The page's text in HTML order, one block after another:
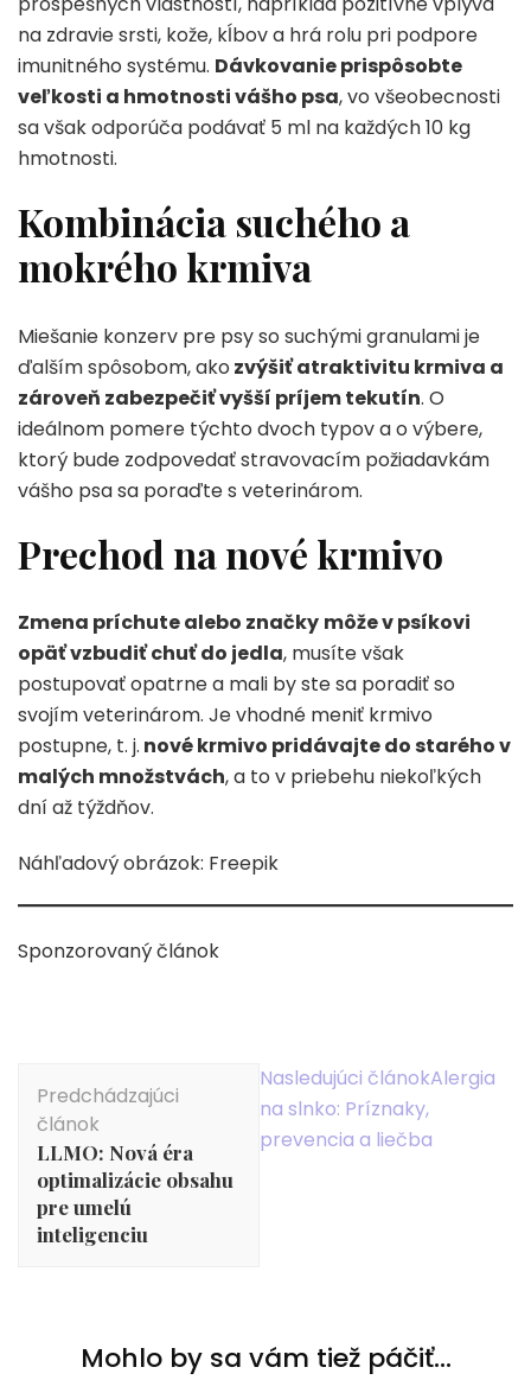
na zdravie srsti, kože, kĺbov a hrá rolu pri podpore
imunitného systému. Dávkovanie prispôsobte
veľkosti a hmotnosti vášho psa, vo všeobecnosti
sa však odporúča podávať 5 ml na každých 10 kg
hmotnosti.
Kombinácia suchého a
mokrého krmiva
Miešanie konzerv pre psy so suchými granulami je
ďalším spôsobom, ako zvýšiť atraktivitu krmiva a
zároveň zabezpečiť vyšší príjem tekutín. O
ideálnom pomere týchto dvoch typov a o výbere,
ktorý bude zodpovedať stravovacím požiadavkám
vášho psa sa poraďte s veterinárom.
Prechod na nové krmivo
Zmena príchute alebo značky môže v psíkovi
opäť vzbudiť chuť do jedla, musíte však
postupovať opatrne a mali by ste sa poradiť so
svojím veterinárom. Je vhodné meniť krmivo
postupne, t. j. nové krmivo pridávajte do starého v
malých množstvách, a to v priebehu niekoľkých
dní až týždňov.
Náhľadový obrázok: Freepik
Sponzorovaný článok
Navigácia
článku
Predchádzajúci
článok
LLMO: Nová éra
optimalizácie obsahu
pre umelú
inteligenciu
Nasledujúci článokAlergia
na slnko: Príznaky,
prevencia a liečba
Mohlo by sa vám tiež páčiť...